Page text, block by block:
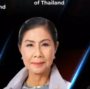
แก้ไขรายละเอียดบาง
บในวุฒิสภา เป็นไปใน
ม่ในสภาคองเกรสมีคว
แก้ปัญหาด้วยวิธีการใ
ต้องผ่านการเห็นชอบ
สมีแนวโน้มใช้เวลานา